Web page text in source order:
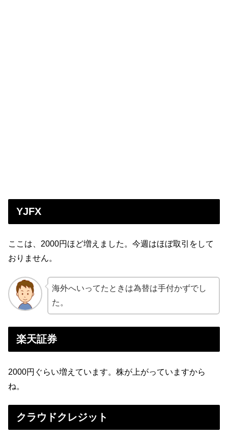
YJFX
ここは、2000円ほど増えました。今週はほぼ取引をして
おりません。
海外へいってたときは為替は手付かずでし
た。
楽天証券
2000円ぐらい増えています。株が上がっていますから
ね。
クラウドクレジット